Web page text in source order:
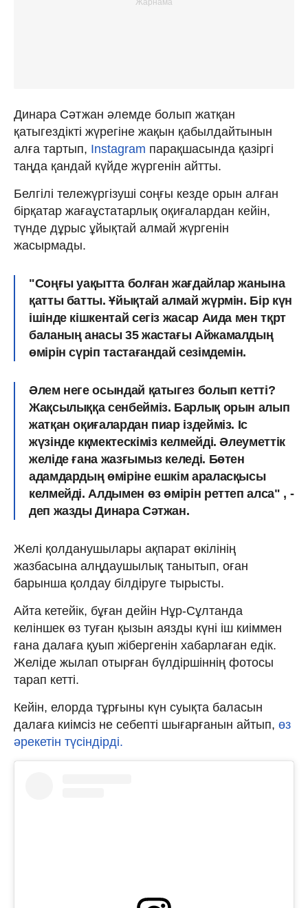
Динара Сәтжан әлемде болып жатқан
қатыгездікті жүрегіне жақын қабылдайтынын
алға тартып, Instagram парақшасында қазіргі
таңда қандай күйде жүргенін айтты.
Белгілі тележүргізуші соңғы кезде орын алған
бірқатар жағаұстатарлық оқиғалардан кейін,
түнде дұрыс ұйықтай алмай жүргенін
жасырмады.
"Соңғы уақытта болған жағдайлар жанына
қатты батты. Ұйықтай алмай жүрмін. Бір күн
ішінде кішкентай сегіз жасар Аида мен тқрт
баланың анасы 35 жастағы Айжамалдың
өмірін сүріп тастағандай сезімдемін.
Әлем неге осындай қатыгез болып кетті?
Жақсылыққа сенбейміз. Барлық орын алып
жатқан оқиғалардан пиар іздейміз. Іс
жүзінде кқмектескіміз келмейді. Әлеуметтік
желіде ғана жазғымыз келеді. Бөтен
адамдардың өміріне ешкім араласқысы
келмейді. Алдымен өз өмірін реттеп алса" , -
деп жазды Динара Сәтжан.
Желі қолданушылары ақпарат өкілінің
жазбасына алңдаушылық танытып, оған
барынша қолдау білдіруге тырысты.
Айта кетейік, бұған дейін Нұр-Сұлтанда
келіншек өз туған қызын аязды күні іш киіммен
ғана далаға қуып жібергенін хабарлаған едік.
Желіде жылап отырған бүлдіршіннің фотосы
тарап кетті.
Кейін, елорда тұрғыны күн суықта баласын
далаға киімсіз не себепті шығарғанын айтып, өз
әрекетін түсіндірді.